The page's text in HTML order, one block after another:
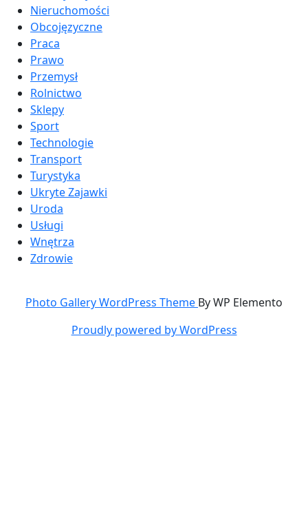
Nieruchomości
Obcojęzyczne
Praca
Prawo
Przemysł
Rolnictwo
Sklepy
Sport
Technologie
Transport
Turystyka
Ukryte Zajawki
Uroda
Usługi
Wnętrza
Zdrowie
Photo Gallery WordPress Theme By WP Elemento
Proudly powered by WordPress